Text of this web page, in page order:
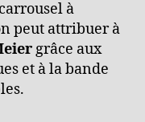
à
peut attribuer à
grâce aux
et à la bande